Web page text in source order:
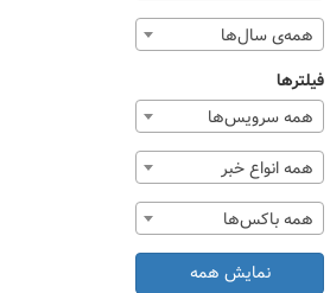
همه‌ی سال‌ها
فیلترها
همه سرویس‌ها
همه انواع خبر
همه باکس‌ها
نمایش همه